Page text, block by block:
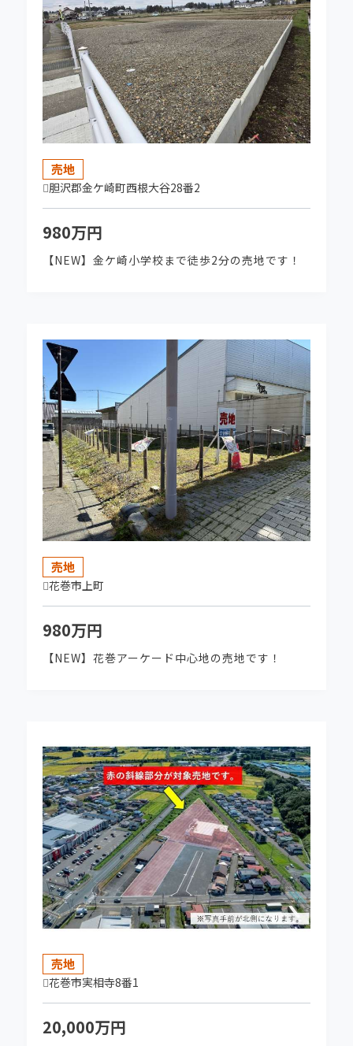
グランドステージ水沢北田 全23区 【１区画限
定特別価格】区画D→680万円で販売中‼
2026-04-07
前沢竹沢 南街区 お陰様で完売いたしました。
2026-04-01
★NEW★ 水沢北田分譲地【グランドステージ
水沢北田 全23区】販売開始しました！
2026-04-01
た！
ました！
2026-03-17
一関市十二神【西街区Ⅱ】分譲地 残2区画 販
売開始しました！
2026-03-16
★賃料価格改定しました★テナント募集中で
す！XYZ水沢
2026-03-11
菅勝不動産協賛企画第2弾！ 9/12㈯ 石川さゆ
り ～プレミアム・アコースティックコンサート
～こちらをクリック！
2026-01-28
【賃貸仲介・管理業務終了のお知らせ】令和5年
よりアパート・貸家のご紹介は行っておりませ
ん。よろしくお願いいたします。
2025-12-23
★NEW★ 花巻上町 花巻アーケード商店街中
心地の売地販売開始しました！
2025-11-13
奥州市水沢真城垣ノ内 中古住宅 ご成約いただ
きました。
売地
胆沢郡金ケ崎町西根大谷28番2
980万円
【NEW】金ケ崎小学校まで徒歩2分の売地です！
売地
花巻市上町
980万円
【NEW】花巻アーケード中心地の売地です！
売地
花巻市実相寺8番1
20,000万円